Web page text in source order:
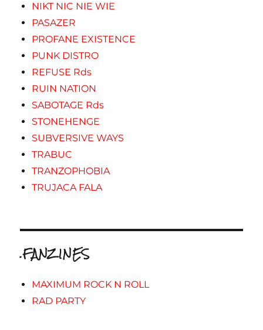
NIKT NIC NIE WIE
PASAZER
PROFANE EXISTENCE
PUNK DISTRO
REFUSE Rds
RUIN NATION
SABOTAGE Rds
STONEHENGE
SUBVERSIVE WAYS
TRABUC
TRANZOPHOBIA
TRUJACA FALA
.FANZINES
MAXIMUM ROCK N ROLL
RAD PARTY